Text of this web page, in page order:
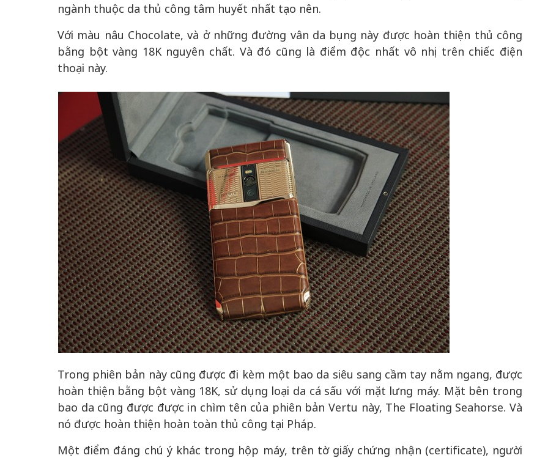
ngành thuộc da thủ công tâm huyết nhất tạo nên.
Với màu nâu Chocolate, và ở những đường vân da bụng này được hoàn thiện thủ công
bằng bột vàng 18K nguyên chất. Và đó cũng là điểm độc nhất vô nhị trên chiếc điện
thoại này.
Trong phiên bản này cũng được đi kèm một bao da siêu sang cầm tay nằm ngang, được
hoàn thiện bằng bột vàng 18K, sử dụng loại da cá sấu với mặt lưng máy. Mặt bên trong
bao da cũng được được in chìm tên của phiên bản Vertu này, The Floating Seahorse. Và
nó được hoàn thiện hoàn toàn thủ công tại Pháp.
Một điểm đáng chú ý khác trong hộp máy, trên tờ giấy chứng nhận (certificate), người